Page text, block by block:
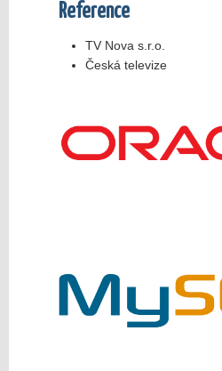
Reference
TV Nova s.r.o.
Česká televize